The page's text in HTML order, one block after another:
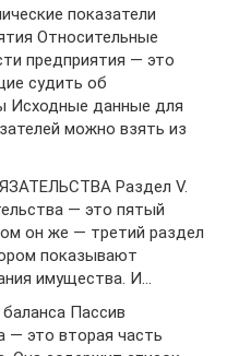
показатели
Относительные
предприятия — это
судить об
Исходные данные для
можно взять из
Раздел V.
— это пятый
он же — третий раздел
показывают
имущества. И…
Пассив
— это вторая часть